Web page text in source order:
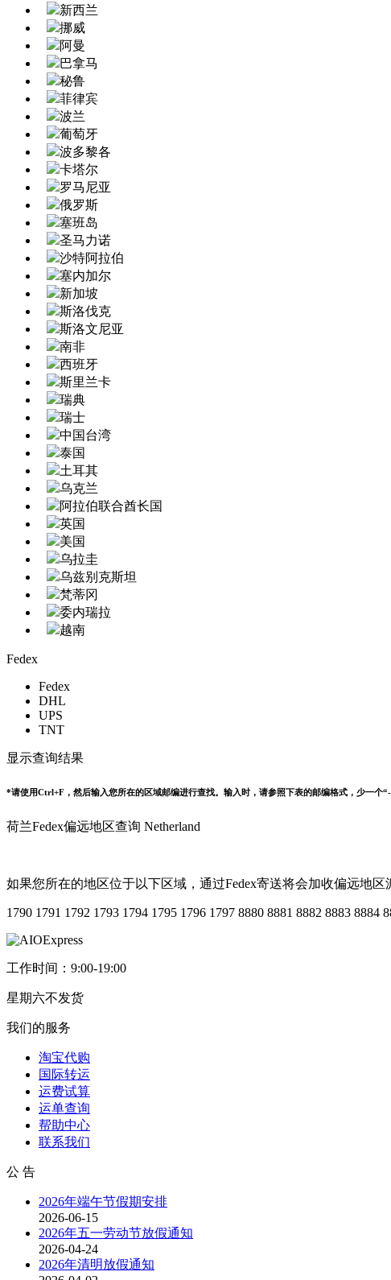
新西兰
挪威
阿曼
巴拿马
秘鲁
菲律宾
波兰
葡萄牙
波多黎各
卡塔尔
罗马尼亚
俄罗斯
塞班岛
圣马力诺
沙特阿拉伯
塞内加尔
新加坡
斯洛伐克
斯洛文尼亚
南非
西班牙
斯里兰卡
瑞典
瑞士
中国台湾
泰国
土耳其
乌克兰
阿拉伯联合酋长国
英国
美国
乌拉圭
乌兹别克斯坦
梵蒂冈
委内瑞拉
越南
Fedex
Fedex
DHL
UPS
TNT
显示查询结果
*请使用Ctrl+F，然后输入您所在的区域邮编进行查找。输入时，请参照下表的邮编格式，少一个
荷兰Fedex偏远地区查询 Netherland
如果您所在的地区位于以下区域，通过Fedex寄送将会加收偏远地区
1790 1791 1792 1793 1794 1795 1796 1797 8880 8881 8882 8883
工作时间：9:00-19:00
星期六不发货
我们的服务
淘宝代购
国际转运
运费试算
运单查询
帮助中心
联系我们
公 告
2026年端午节假期安排
2026-06-15
2026年五一劳动节放假通知
2026-04-24
2026年清明放假通知